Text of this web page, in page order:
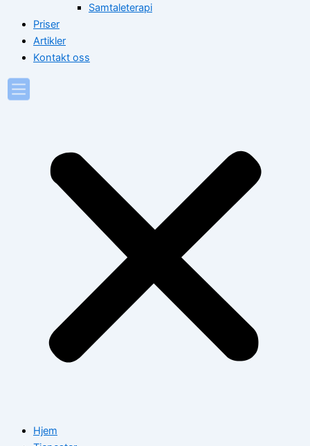
Samtaleterapi
Priser
Artikler
Kontakt oss
Hjem